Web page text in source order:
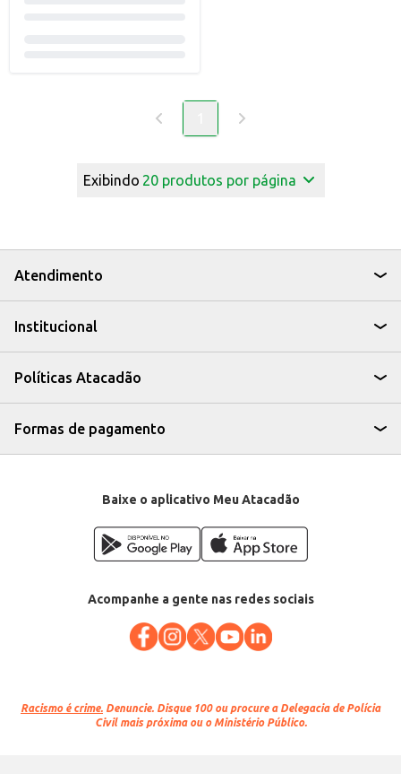
Exibindo 20produtos por página
Atendimento
Institucional
Políticas Atacadão
Formas de pagamento
Baixe o aplicativo Meu Atacadão
Acompanhe a gente nas redes sociais
Racismo é crime. Denuncie. Disque 100 ou procure a Delegacia de Polícia
Civil mais próxima ou o Ministério Público.